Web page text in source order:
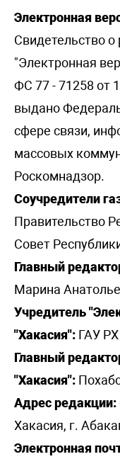
Электронная
Свидетельство
"Электронная
ФС 77 - 71258 от
выдано
сфере связи,
массовых
Роскомнадзор.
Соучредители
Правительство
Совет
Главный
Марина
Учредитель
"Хакасия": ГАУ
Главный
"Хакасия":
Адрес редакции:
Хакасия, г.
Электронная